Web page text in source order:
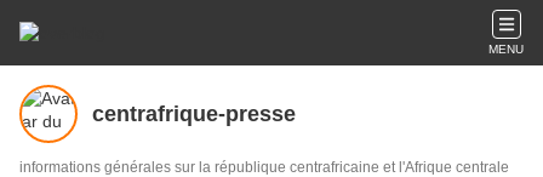
MENU
centrafrique-presse
informations générales sur la république centrafricaine et l'Afrique centrale